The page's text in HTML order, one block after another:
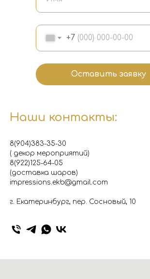
+7
Оставить заявку
Наши контакты:
8(904)383-35-30
( декор мероприятий)
8(922)125-64-05
(доставка шаров)
impressions.ekb@gmail.com
г. Екатеринбург, пер. Сосновый, 10